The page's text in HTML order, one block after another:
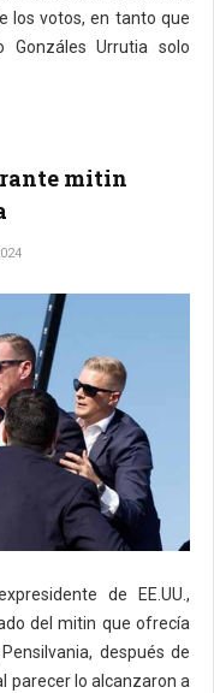
los votos, en tanto que
Gonzáles Urrutia solo
mitin
de EE.UU.,
del mitin que ofrecía
después de
parecer lo alcanzaron a